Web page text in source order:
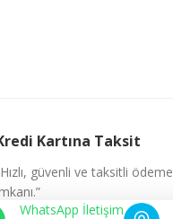
Kartına Taksit
güvenli ve taksitli ödeme
WhatsApp İletişim